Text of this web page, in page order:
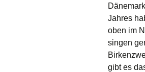
Jahres
oben im
singen
gibt es